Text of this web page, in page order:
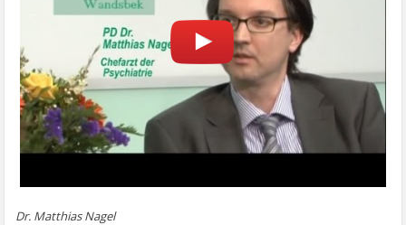
Dr. Matthias Nagel